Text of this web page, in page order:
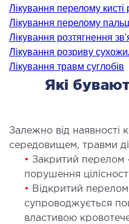
допомога
носа
вух
І ЛОР-
лікування
Лікування перелому кисті
Лікування перелому
Лікування розтягнення
Лікування розриву
Лікування травм суглобів
Які
Залежно від наявності
середовищем, травми
• Закритий перелом
порушення
• Відкритий
супроводжується
властивою